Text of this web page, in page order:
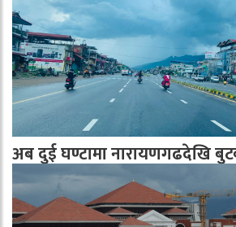
अब दुई घण्टामा नारायणगढदेखि